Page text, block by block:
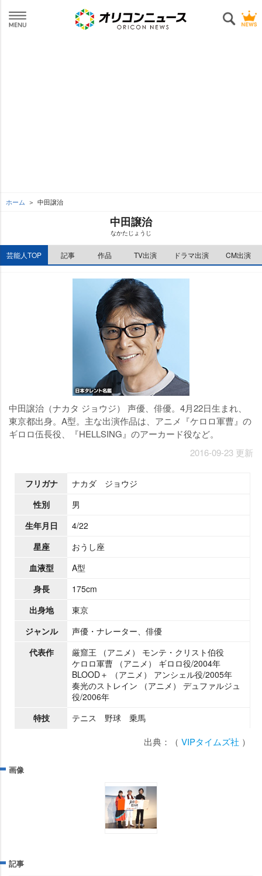
ホーム 中田譲治
中田譲治
なかたじょうじ
芸能人TOP 記事 作品 TV出演 ドラマ出演 CM出演
中田譲治（ナカタ ジョウジ） 声優、俳優。4月22日生まれ、
東京都出身。A型。主な出演作品は、アニメ『ケロロ軍曹』の
ギロロ伍長役、『HELLSING』のアーカード役など。
2016-09-23 更新
フリガナ
ナカダ ジョウジ
性別
男
生年月日
4/22
星座
おうし座
血液型
A型
身長
175cm
出身地
東京
ジャンル
声優・ナレーター、俳優
代表作
厳窟王 （アニメ） モンテ・クリスト伯役
ケロロ軍曹 （アニメ） ギロロ役/2004年
BLOOD＋ （アニメ） アンシェル役/2005年
奏光のストレイン （アニメ） デュファルジュ
役/2006年
特技
テニス 野球 乗馬
出典：（ VIPタイムズ社 ）
画像
記事